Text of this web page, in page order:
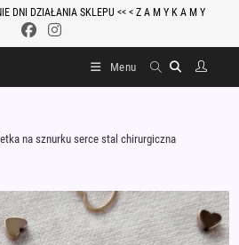
DNI DZIAŁANIA SKLEPU << < Z A M Y K A M Y
Menu
na sznurku serce stal chirurgiczna